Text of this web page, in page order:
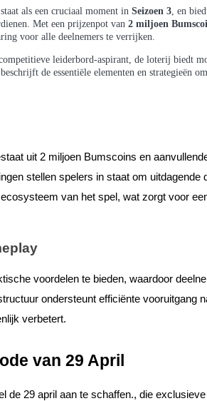
en grondstoffen
staat als een cruciaal moment in Seizoen 3 , en
Met een prijzenpot van 2 miljoen
voor alle deelnemers te verrijken.
leiderbord-aspirant, de loterij biedt
de essentiële elementen en strategieën
uit 2 miljoen Bumscoins en
stellen spelers in staat om uitdagende
van het spel, wat zorgt voor
voordelen te bieden, waardoor
ondersteunt efficiënte vooruitgang
verbetert.
van 29 April
de 29 april aan te schaffen., die